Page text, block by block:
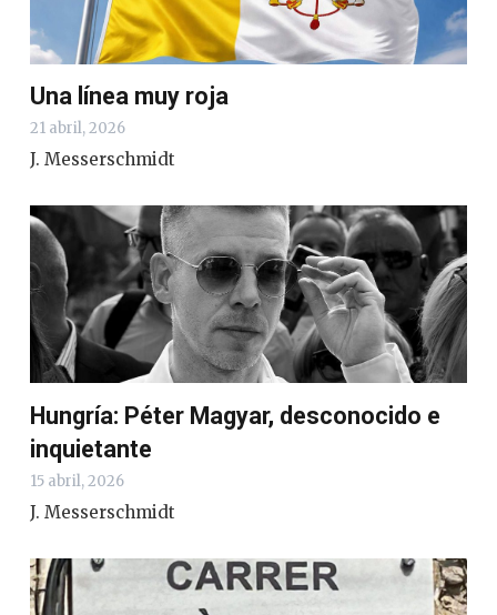
Una línea muy roja
21 abril, 2026
J. Messerschmidt
Hungría: Péter Magyar, desconocido e
inquietante
15 abril, 2026
J. Messerschmidt